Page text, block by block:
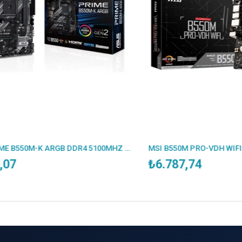
ASUS PRIME B550M-K ARGB DDR4 5100MHZ 1XHDMI 1XDP 2XM.2 USB 3.2 MATX AM4 (AMD AM4 5000/4000G/3000 SERİLERİ İLE UYUMLU)
₺6.787,74